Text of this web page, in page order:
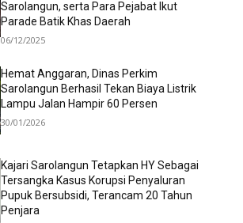
Sarolangun, serta Para Pejabat Ikut
Parade Batik Khas Daerah
06/12/2025
Hemat Anggaran, Dinas Perkim
Sarolangun Berhasil Tekan Biaya Listrik
Lampu Jalan Hampir 60 Persen
30/01/2026
Kajari Sarolangun Tetapkan HY Sebagai
Tersangka Kasus Korupsi Penyaluran
Pupuk Bersubsidi, Terancam 20 Tahun
Penjara